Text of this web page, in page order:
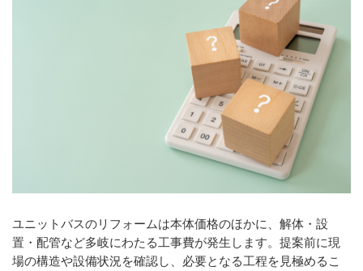
ユニットバスのリフォームは本体価格のほかに、解体・設
置・配管など多岐にわたる工事費が発生します。提案前に現
場の構造や設備状況を確認し、必要となる工程を見極めるこ